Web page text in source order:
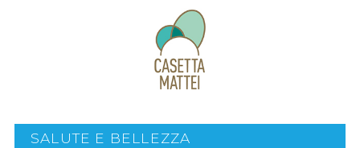
SALUTE E BELLEZZA